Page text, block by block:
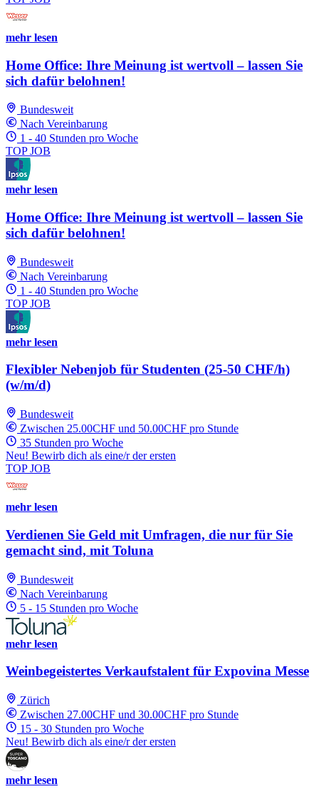
mehr lesen
Home Office: Ihre Meinung ist wertvoll – lassen Sie
sich dafür belohnen!
Bundesweit
Nach Vereinbarung
1 - 40 Stunden pro Woche
TOP JOB
mehr lesen
Home Office: Ihre Meinung ist wertvoll – lassen Sie
sich dafür belohnen!
Bundesweit
Nach Vereinbarung
1 - 40 Stunden pro Woche
TOP JOB
mehr lesen
Flexibler Nebenjob für Studenten (25-50 CHF/h)
(w/m/d)
Bundesweit
Zwischen 25.00CHF und 50.00CHF pro Stunde
35 Stunden pro Woche
Neu! Bewirb dich als eine/r der ersten
TOP JOB
mehr lesen
Verdienen Sie Geld mit Umfragen, die nur für Sie
gemacht sind, mit Toluna
Bundesweit
Nach Vereinbarung
5 - 15 Stunden pro Woche
mehr lesen
Weinbegeistertes Verkaufstalent für Expovina Messe
Zürich
Zwischen 27.00CHF und 30.00CHF pro Stunde
15 - 30 Stunden pro Woche
Neu! Bewirb dich als eine/r der ersten
mehr lesen